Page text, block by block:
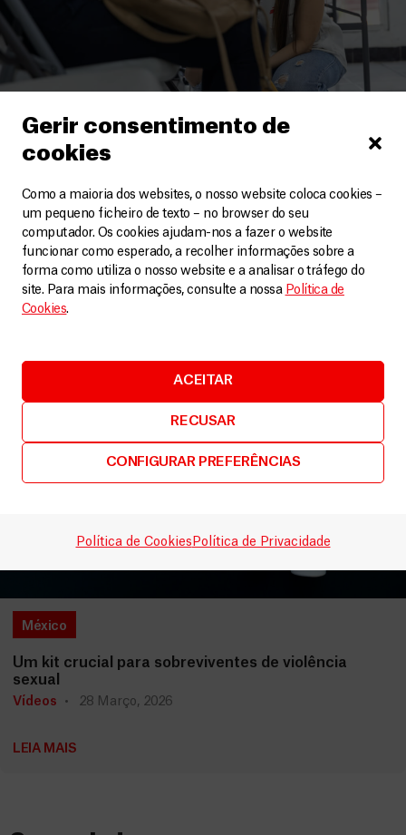
Gerir consentimento de
cookies
Como a maioria dos websites, o nosso website coloca cookies –
um pequeno ficheiro de texto – no browser do seu
computador. Os cookies ajudam-nos a fazer o website
funcionar como esperado, a recolher informações sobre a
forma como utiliza o nosso website e a analisar o tráfego do
site. Para mais informações, consulte a nossa Política de
Cookies.
ACEITAR
RECUSAR
CONFIGURAR PREFERÊNCIAS
Política de Cookies Política de Privacidade
A violência sexual é uma emergência médica
Vídeos 13 Abril, 2026
LEIA MAIS
México
Um kit crucial para sobreviventes de violência
sexual
Vídeos 28 Março, 2026
LEIA MAIS